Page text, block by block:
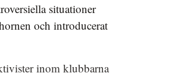
situationer
och introducerat
inom klubbar­­­na